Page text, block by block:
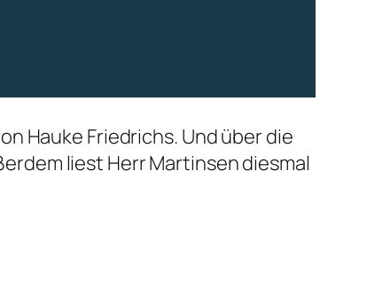
Hauke Friedrichs. Und über die
liest Herr Martinsen diesmal